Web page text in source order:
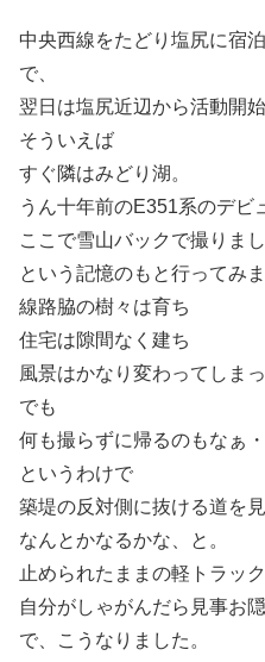
中央西線をたどり塩尻に宿泊
で、
翌日は塩尻近辺から活動開始
そういえば
すぐ隣はみどり湖。
うん十年前のE351系のデビ
ここで雪山バックで撮りま
という記憶のもと行ってみ
線路脇の樹々は育ち
住宅は隙間なく建ち
風景はかなり変わってしま
でも
何も撮らずに帰るのもなぁ・
というわけで
築堤の反対側に抜ける道を
なんとかなるかな、と。
止められたままの軽トラッ
自分がしゃがんだら見事お
で、こうなりました。